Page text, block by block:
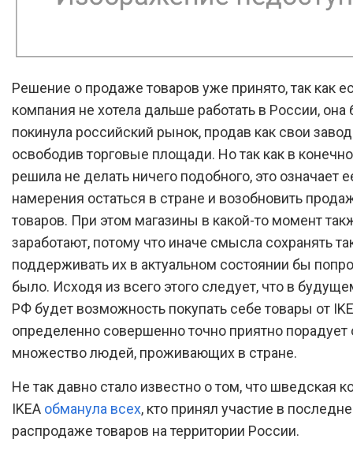
Решение о продаже товаров уже принято, так как
компания не хотела дальше работать в России, она
покинула российский рынок, продав как свои
освободив торговые площади. Но так как в
решила не делать ничего подобного, это означает
намерения остаться в стране и возобновить
товаров. При этом магазины в какой-то момент
заработают, потому что иначе смысла сохранять
поддерживать их в актуальном состоянии бы
было. Исходя из всего этого следует, что в
РФ будет возможность покупать себе товары от
определенно совершенно точно приятно порадует
множество людей, проживающих в стране.
Не так давно стало известно о том, что шведская
IKEA обманула всех, кто принял участие в
распродаже товаров на территории России.